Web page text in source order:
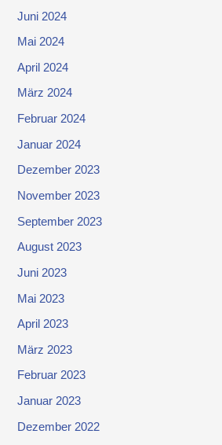
Juni 2024
Mai 2024
April 2024
März 2024
Februar 2024
Januar 2024
Dezember 2023
November 2023
September 2023
August 2023
Juni 2023
Mai 2023
April 2023
März 2023
Februar 2023
Januar 2023
Dezember 2022